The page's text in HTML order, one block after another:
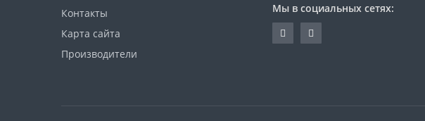
Контакты
Карта сайта
Производители
Мы в социальных сетях: